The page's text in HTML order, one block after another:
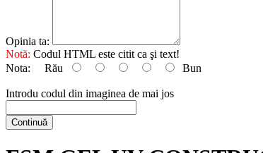
Opinia ta:
Notă: Codul HTML este citit ca şi text!
Nota: Rău Bun
Introdu codul din imaginea de mai jos
Continuă